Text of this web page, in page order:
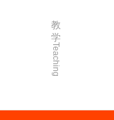
教
学
Teaching